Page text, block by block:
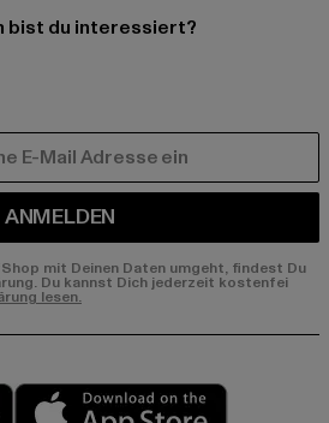
bist du interessiert?
ANMELDEN
mit Deinen Daten umgeht, findest Du
Du kannst Dich jederzeit kostenfei
lesen.
Play market